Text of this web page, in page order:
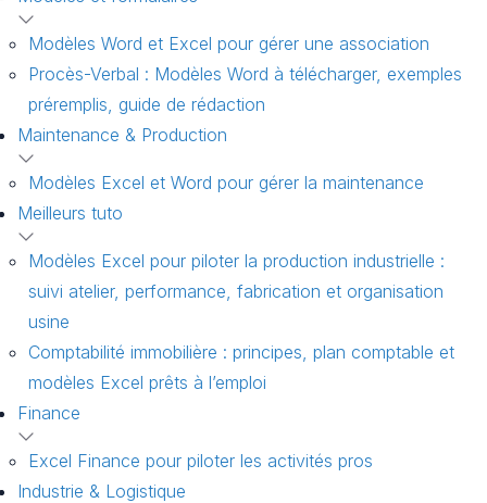
Modèles Word et Excel pour gérer une association
Procès-Verbal : Modèles Word à télécharger, exemples
préremplis, guide de rédaction
Maintenance & Production
Modèles Excel et Word pour gérer la maintenance
Meilleurs tuto
Modèles Excel pour piloter la production industrielle :
suivi atelier, performance, fabrication et organisation
usine
Comptabilité immobilière : principes, plan comptable et
modèles Excel prêts à l’emploi
Finance
Excel Finance pour piloter les activités pros
Industrie & Logistique